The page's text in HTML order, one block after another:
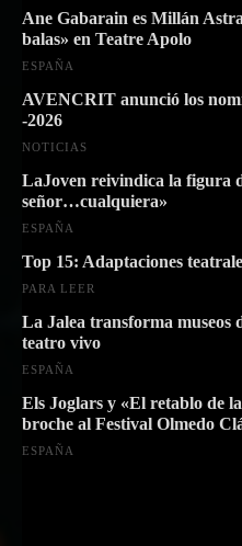
Ane Gabarain es Millán
balas» en Teatre Apolo
ESPAÑA
AVENCRIT anunció los
-2026
NOTICIAS
LaJoven reivindica la figura
señor…cualquiera»
ESPAÑA
Top 15: Adaptaciones
PARA LEER
La Jalea transforma museos
teatro vivo
ESPAÑA
Els Joglars y «El retablo de
broche al Festival Olmedo
ESPAÑA